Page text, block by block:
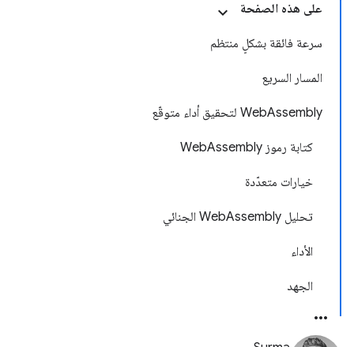
على هذه الصفحة
سرعة فائقة بشكلٍ منتظم
المسار السريع
WebAssembly لتحقيق أداء متوقّع
كتابة رموز WebAssembly
خيارات متعدّدة
تحليل WebAssembly الجنائي
الأداء
الجهد